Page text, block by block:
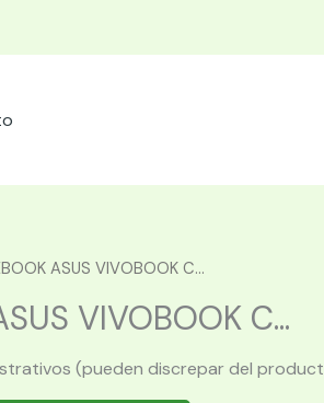
ASUS VIVOBOOK C...
VIVOBOOK C...
(pueden discrepar del